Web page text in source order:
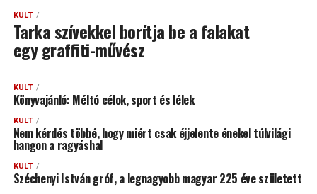
KULT
Tarka szívekkel borítja be a falakat
egy graffiti-művész
KULT
Könyvajánló: Méltó célok, sport és lélek
KULT
Nem kérdés többé, hogy miért csak éjjelente énekel túlvilági
hangon a ragyáshal
KULT
Széchenyi István gróf, a legnagyobb magyar 225 éve született